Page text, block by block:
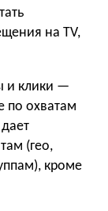
на TV,
и клики —
по охватам
(гео,
кроме